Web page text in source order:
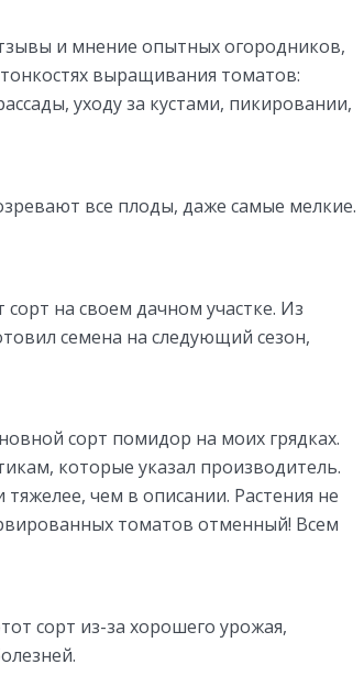
и мнение опытных огородников,
выращивания томатов:
уходу за кустами, пикировании,
все плоды, даже самые мелкие.
на своем дачном участке. Из
семена на следующий сезон,
сорт помидор на моих грядках.
которые указал производитель.
чем в описании. Растения не
томатов отменный! Всем
сорт из-за хорошего урожая,